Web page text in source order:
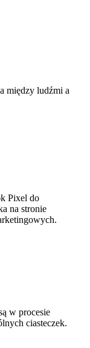
między ludźmi a
Pixel do
na stronie
w procesie
ciasteczek.